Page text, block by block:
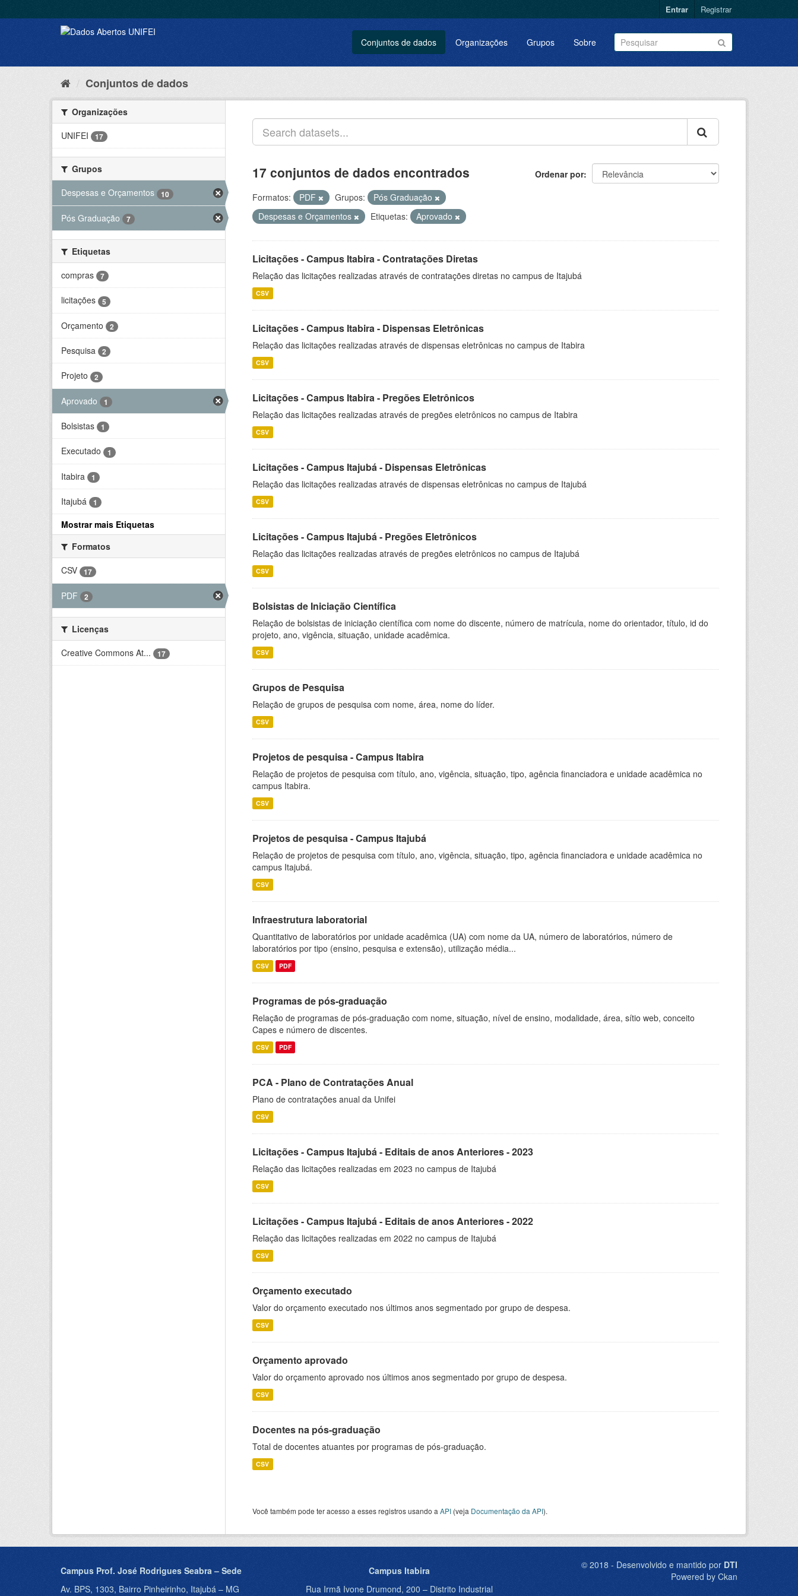
Entrar Registrar
Conjuntos de dados Organizações Grupos Sobre
Conjuntos de dados
Organizações
UNIFEI
17
Grupos
Despesas e Orçamentos
10
Pós Graduação 7
Etiquetas
compras
7
licitações 5
Orçamento 2
Pesquisa 2
Projeto 2
Aprovado 1
Bolsistas 1
Executado 1
Itabira 1
Itajubá 1
Mostrar mais Etiquetas
Formatos
CSV
17
PDF 2
Licenças
Creative Commons At...
17
Ordenar por
17 conjuntos de dados encontrados
Formatos: PDF Grupos:
Pós Graduação
Despesas e Orçamentos
Etiquetas: Aprovado
Licitações - Campus Itabira - Contratações Diretas
Relação das licitações realizadas através de contratações diretas no campus de Itajubá
CSV
Licitações - Campus Itabira - Dispensas Eletrônicas
Relação das licitações realizadas através de dispensas eletrônicas no campus de Itabira
CSV
Licitações - Campus Itabira - Pregões Eletrônicos
Relação das licitações realizadas através de pregões eletrônicos no campus de Itabira
CSV
Licitações - Campus Itajubá - Dispensas Eletrônicas
Relação das licitações realizadas através de dispensas eletrônicas no campus de Itajubá
CSV
Licitações - Campus Itajubá - Pregões Eletrônicos
Relação das licitações realizadas através de pregões eletrônicos no campus de Itajubá
CSV
Bolsistas de Iniciação Científica
Relação de bolsistas de iniciação científica com nome do discente, número de matrícula, nome do orientador, título, id do
projeto, ano, vigência, situação, unidade acadêmica.
CSV
Grupos de Pesquisa
Relação de grupos de pesquisa com nome, área, nome do líder.
CSV
Projetos de pesquisa - Campus Itabira
Relação de projetos de pesquisa com título, ano, vigência, situação, tipo, agência financiadora e unidade acadêmica no
campus Itabira.
CSV
Projetos de pesquisa - Campus Itajubá
Relação de projetos de pesquisa com título, ano, vigência, situação, tipo, agência financiadora e unidade acadêmica no
campus Itajubá.
CSV
Infraestrutura laboratorial
Quantitativo de laboratórios por unidade acadêmica (UA) com nome da UA, número de laboratórios, número de
laboratórios por tipo (ensino, pesquisa e extensão), utilização média...
CSV PDF
Programas de pós-graduação
Relação de programas de pós-graduação com nome, situação, nível de ensino, modalidade, área, sítio web, conceito
Capes e número de discentes.
CSV PDF
PCA - Plano de Contratações Anual
Plano de contratações anual da Unifei
CSV
Licitações - Campus Itajubá - Editais de anos Anteriores - 2023
Relação das licitações realizadas em 2023 no campus de Itajubá
CSV
Licitações - Campus Itajubá - Editais de anos Anteriores - 2022
Relação das licitações realizadas em 2022 no campus de Itajubá
CSV
Orçamento executado
Valor do orçamento executado nos últimos anos segmentado por grupo de despesa.
CSV
Orçamento aprovado
Valor do orçamento aprovado nos últimos anos segmentado por grupo de despesa.
CSV
Docentes na pós-graduação
Total de docentes atuantes por programas de pós-graduação.
CSV
Você também pode ter acesso a esses registros usando a API (veja Documentação da API).
Campus Prof. José Rodrigues Seabra – Sede
Av. BPS, 1303, Bairro Pinheirinho, Itajubá – MG
Campus Itabira
Rua Irmã Ivone Drumond, 200 – Distrito Industrial
© 2018 - Desenvolvido e mantido por DTI
Powered by Ckan